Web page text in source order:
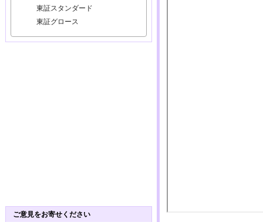
東証スタンダード
東証グロース
ご意見をお寄せください